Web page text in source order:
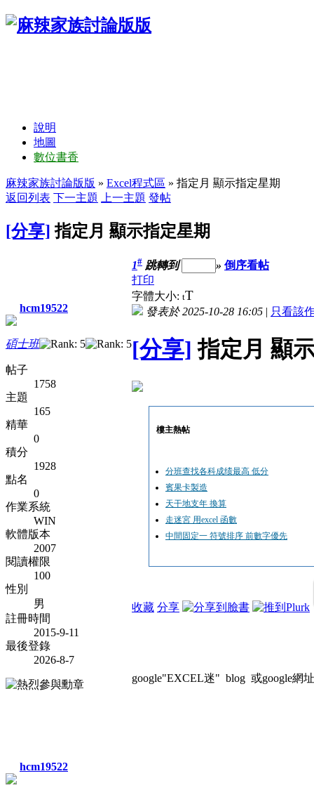
說明
地圖
數位書香
麻辣家族討論版版 » Excel程式區 » 指定月 顯示指定星期
返回列表 下一主題 上一主題 發帖
[分享] 指定月 顯示指定星期
hcm19522
碩士班
帖子
1758
主題
165
精華
0
積分
1928
點名
0
作業系統
WIN
軟體版本
2007
閱讀權限
100
性別
男
註冊時間
2015-9-11
最後登錄
2026-8-7
1# 跳轉到 » 倒序看帖
打印
字體大小: tT
發表於 2025-10-28 16:05 | 只看該
[分享] 指定月 顯
樓主熱帖
分班查找各科成绩最高 低分
賓果卡製造
天干地支年 換算
走迷宮 用excel 函數
中間固定一 符號排序 前數字優先
收藏 分享
google"EXCEL迷" blog 或google網址
hcm19522